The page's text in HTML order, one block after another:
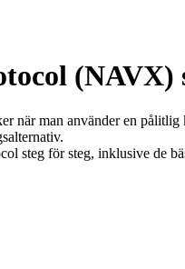
(NAVX)
när man använder en pålitlig
steg för steg, inklusive de